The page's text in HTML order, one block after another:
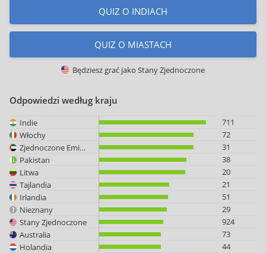
QUIZ O INDIACH
QUIZ O MIASTACH
Będziesz grać jako Stany Zjednoczone
Odpowiedzi według kraju
Indie
711
Włochy
72
Zjednoczone Emiraty Arabskie
31
Pakistan
38
Litwa
20
Tajlandia
21
Irlandia
51
Nieznany
29
Stany Zjednoczone
924
Australia
73
Holandia
44